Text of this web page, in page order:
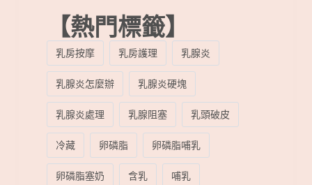
【熱門標籤】
乳房按摩 乳房護理
乳腺炎
乳腺炎怎麼辦
乳腺炎硬塊
乳腺炎處理
乳腺阻塞
乳頭破皮
冷藏
卵磷脂
卵磷脂哺乳
卵磷脂塞奶
含乳
哺乳